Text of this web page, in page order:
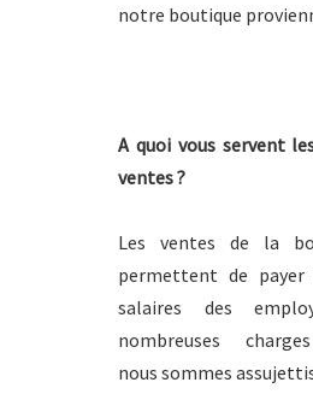
notre boutique
A quoi vous servent
ventes ?
Les ventes de la
permettent de
salaires des
nombreuses
nous sommes